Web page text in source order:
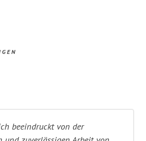
beeindruckt von der